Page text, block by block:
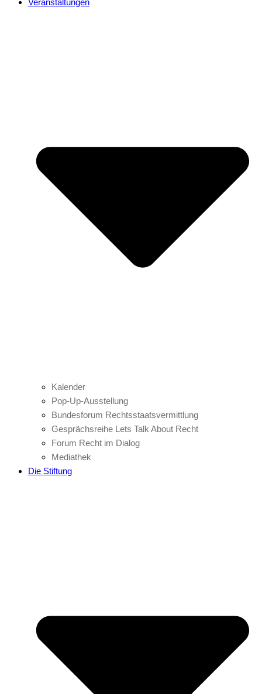
Veranstaltungen
Kalender
Pop-Up-Ausstellung
Bundesforum Rechtsstaatsvermittlung
Gesprächsreihe Lets Talk About Recht
Forum Recht im Dialog
Mediathek
Die Stiftung